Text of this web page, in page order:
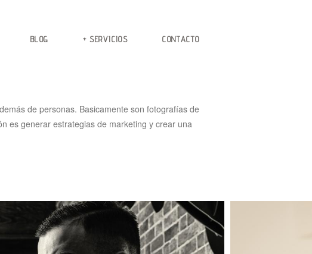
BLOG + SERVICIOS CONTACTO
de personas. Basicamente son fotografías de
es generar estrategias de marketing y crear una